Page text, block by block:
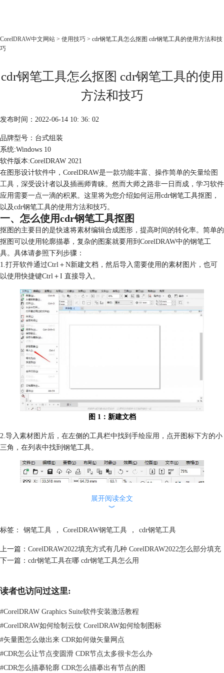
产品
教程
下载
购买
CorelDRAW中文网站 > 使用技巧 > cdr钢笔工具怎么抠图 cdr钢笔工具的使用方法和技
巧
cdr钢笔工具怎么抠图 cdr钢笔工具的使用
方法和技巧
发布时间：2022-06-14 10: 36: 02
品牌型号：台式组装
系统:Windows 10
软件版本:CorelDRAW 2021
在图形设计软件中，CorelDRAW是一款功能丰富、操作简单的矢量绘图
工具 ，深受设计者以及插画师青睐。然而大师之路非一日而成，学习软件
应用需要一点一滴的积累。这里将为您介绍如何运用cdr钢笔工具抠图，
以及cdr钢笔工具的使用方法和技巧。
一、怎么使用cdr钢笔工具抠图
抠图的主要目的是快速将素材编辑合成图形，提高时间的转化率。简单的
抠图可以使用轮廓描摹，复杂的图案就要用到CorelDRAW中的钢笔工
具。具体请参照下列步骤：
1.打开软件通过Ctrl＋N新建文档，然后导入需要使用的素材图片，也可
以使用快捷键Ctrl＋I 直接导入。
图 1：新建文档
2.导入素材图片后，在左侧的工具栏中找到手绘应用，点开图标下方的小
三角，在列表中找到钢笔工具。
3.将图片中的苹果作为这次抠图的目标，需要在苹果的边缘建立一个节
点。此时移动鼠标，会发现节点与指针之间产生了一条连接线。
展开阅读全文
︾
标签： 钢笔工具 ， CorelDRAW钢笔工具 ， cdr钢笔工具
上一篇： CorelDRAW2022填充方式有几种 CorelDRAW2022怎么部分填充
下一篇： cdr钢笔工具在哪 cdr钢笔工具怎么用
读者也访问过这里:
#CorelDRAW Graphics Suite软件安装激活教程
#CorelDRAW如何绘制云纹 CorelDRAW如何绘制图标
#矢量图怎么做出来 CDR如何做矢量网点
#CDR怎么让节点变圆滑 CDR节点太多很卡怎么办
#CDR怎么描摹轮廓 CDR怎么描摹出有节点的图